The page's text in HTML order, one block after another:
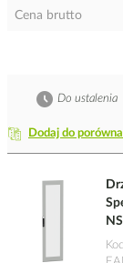
Cena brutto
Dodaj do
Do ustalenia
Kod